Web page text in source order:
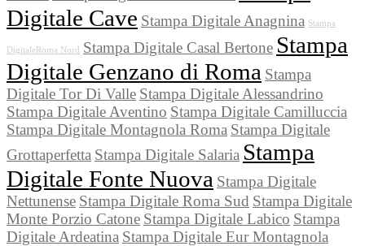
Digitale Cave Stampa Digitale Anagnina Stampa
DigitaleRoma Nord Stampa Digitale Casal Bertone Stampa
Digitale Genzano di Roma Stampa
Digitale Tor Di Valle Stampa Digitale Alessandrino
Stampa Digitale Aventino Stampa Digitale Camilluccia
Stampa Digitale Montagnola Roma Stampa Digitale
Grottaperfetta Stampa Digitale Salaria Stampa
Digitale Fonte Nuova Stampa Digitale
Nettunense Stampa Digitale Roma Sud Stampa Digitale
Monte Porzio Catone Stampa Digitale Labico Stampa
Digitale Ardeatina Stampa Digitale Eur Montagnola